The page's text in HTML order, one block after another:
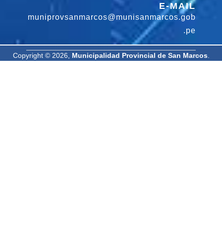
E-MAIL
muniprovsanmarcos@munisanmarcos.gob
.pe
Copyright © 2026,Municipalidad Provincial de San Marcos.